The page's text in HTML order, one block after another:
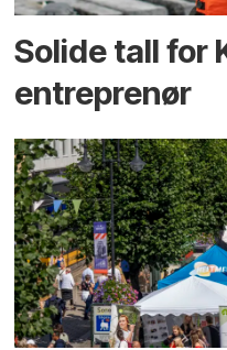
Solide tall for
entreprenør